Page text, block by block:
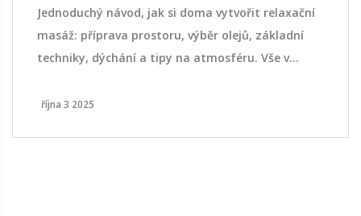
Jednoduchý návod, jak si doma vytvořit relaxační
masáž: příprava prostoru, výběr olejů, základní
techniky, dýchání a tipy na atmosféru. Vše v
října 3 2025